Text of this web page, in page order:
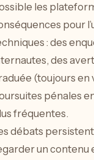
les
pour
: des
des
(toujours en
pénales
fréquentes.
débats
un contenu